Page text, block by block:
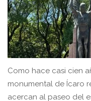
Como hace casi cien
monumental de Ícaro
acercan al paseo del